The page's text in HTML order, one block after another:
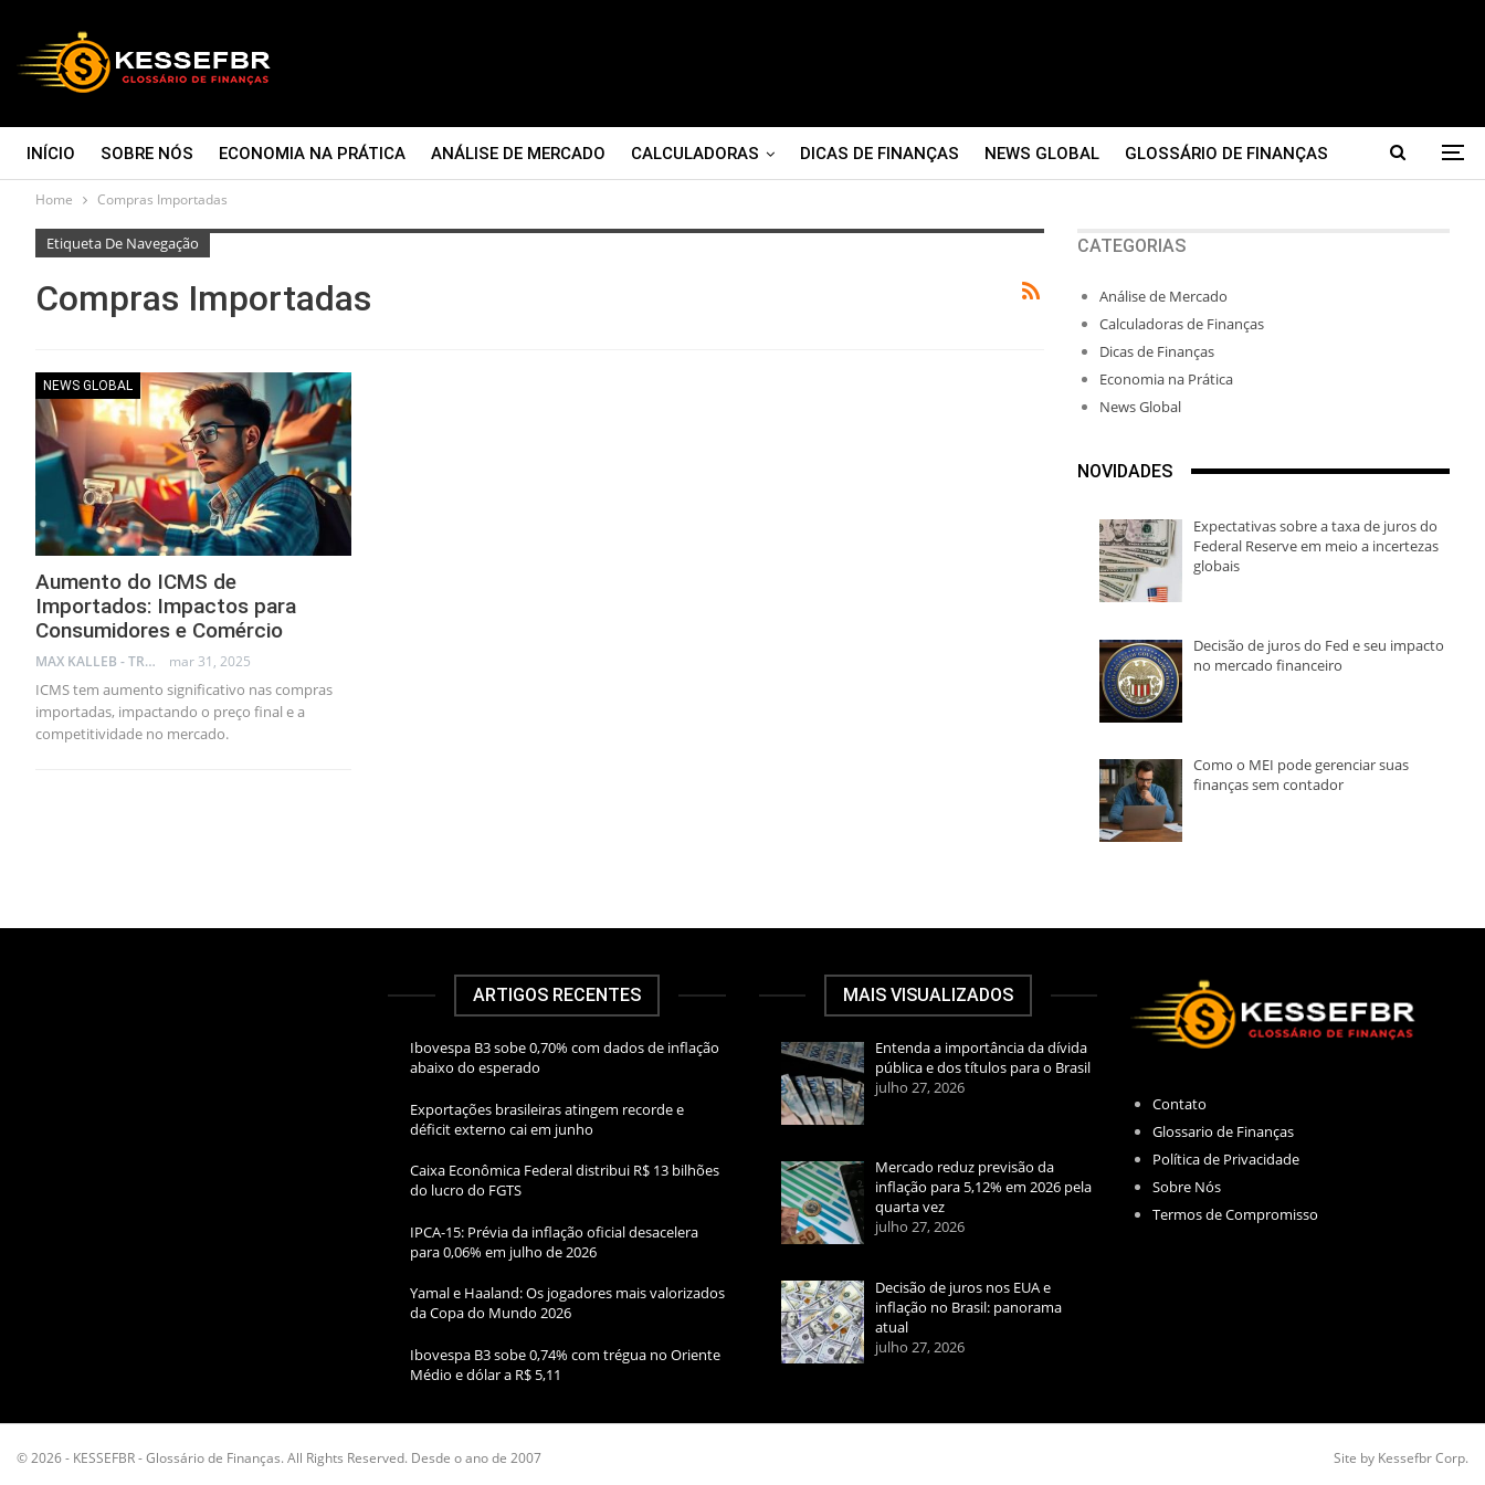
INÍCIO SOBRE NÓS ECONOMIA NA PRÁTICA ANÁLISE DE MERCADO CALCULADORAS DICAS DE FINANÇAS NEWS GLOBAL GLOSSÁRIO DE FINANÇAS
CONTATO
Home Compras Importadas
Etiqueta De Navegação
Compras Importadas
NEWS GLOBAL
Aumento do ICMS de
Importados: Impactos para
Consumidores e Comércio
MAX KALLEB - TRADER mar 31, 2025
ICMS tem aumento significativo nas compras
importadas, impactando o preço final e a
competitividade no mercado.
CATEGORIAS
Análise de Mercado
Calculadoras de Finanças
Dicas de Finanças
Economia na Prática
News Global
NOVIDADES
Expectativas sobre a taxa de juros do
Federal Reserve em meio a incertezas
globais
Decisão de juros do Fed e seu impacto
no mercado financeiro
Como o MEI pode gerenciar suas
finanças sem contador
ARTIGOS RECENTES
Ibovespa B3 sobe 0,70% com dados de inflação
abaixo do esperado
Exportações brasileiras atingem recorde e
déficit externo cai em junho
Caixa Econômica Federal distribui R$ 13 bilhões
do lucro do FGTS
IPCA-15: Prévia da inflação oficial desacelera
para 0,06% em julho de 2026
Yamal e Haaland: Os jogadores mais valorizados
da Copa do Mundo 2026
Ibovespa B3 sobe 0,74% com trégua no Oriente
Médio e dólar a R$ 5,11
MAIS VISUALIZADOS
Entenda a importância da dívida
pública e dos títulos para o Brasil
julho 27, 2026
Mercado reduz previsão da
inflação para 5,12% em 2026 pela
quarta vez
julho 27, 2026
Decisão de juros nos EUA e
inflação no Brasil: panorama
atual
julho 27, 2026
Contato
Glossario de Finanças
Política de Privacidade
Sobre Nós
Termos de Compromisso
© 2026 - KESSEFBR - Glossário de Finanças. All Rights Reserved. Desde o ano de 2007 Site by Kessefbr Corp.